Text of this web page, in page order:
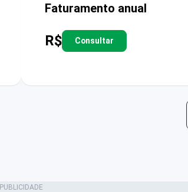
Faturamento anual
R$ Consultar